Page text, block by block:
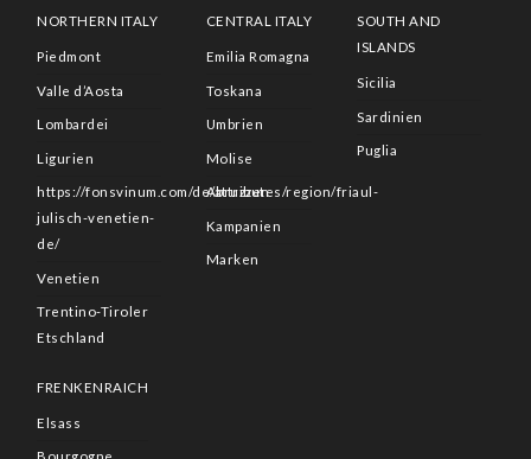
NORTHERN ITALY
Piedmont
Valle d’Aosta
Lombardei
Ligurien
https://fonsvinum.com/de/attributes/region/friaul-
julisch-venetien-
de/
Venetien
Trentino-Tiroler
Etschland
CENTRAL ITALY
Emilia Romagna
Toskana
Umbrien
Molise
Abruzzen
Kampanien
Marken
SOUTH AND
ISLANDS
Sicilia
Sardinien
Puglia
FRENKENRAICH
Elsass